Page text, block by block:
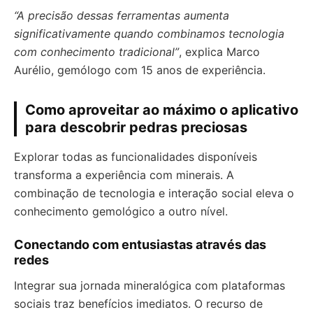
“A precisão dessas ferramentas aumenta
significativamente quando combinamos tecnologia
com conhecimento tradicional”, explica Marco
Aurélio, gemólogo com 15 anos de experiência.
Como aproveitar ao máximo o aplicativo
para descobrir pedras preciosas
Explorar todas as funcionalidades disponíveis
transforma a experiência com minerais. A
combinação de tecnologia e interação social eleva o
conhecimento gemológico a outro nível.
Conectando com entusiastas através das
redes
Integrar sua jornada mineralógica com plataformas
sociais traz benefícios imediatos. O recurso de